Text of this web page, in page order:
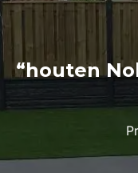
“houten